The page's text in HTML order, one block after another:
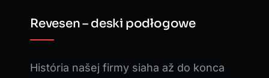
Revesen – deski podłogowe
História našej firmy siaha až do konca